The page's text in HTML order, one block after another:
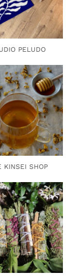
PELUDO
KINSEI SHOP